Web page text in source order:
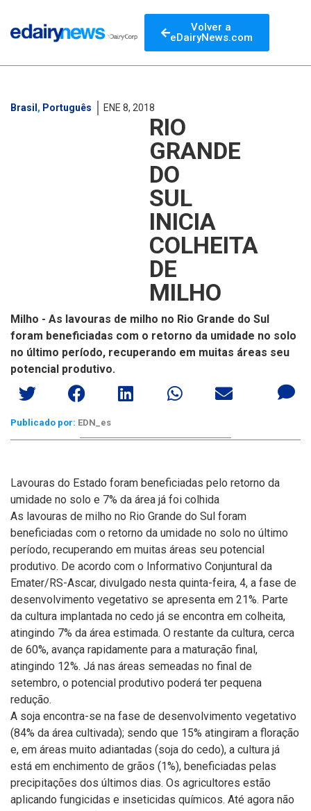
Volver a
eDairyNews.com
Brasil , Português ENE 8, 2018
RIO
GRANDE
DO
SUL
INICIA
COLHEITA
DE
MILHO
Milho - As lavouras de milho no Rio Grande do Sul
foram beneficiadas com o retorno da umidade no solo
no último período, recuperando em muitas áreas seu
potencial produtivo.
Publicado por: EDN_es
Lavouras do Estado foram beneficiadas pelo retorno da
umidade no solo e 7% da área já foi colhida
As lavouras de milho no Rio Grande do Sul foram
beneficiadas com o retorno da umidade no solo no último
período, recuperando em muitas áreas seu potencial
produtivo. De acordo com o Informativo Conjuntural da
Emater/RS-Ascar, divulgado nesta quinta-feira, 4, a fase de
desenvolvimento vegetativo se apresenta em 21%. Parte
da cultura implantada no cedo já se encontra em colheita,
atingindo 7% da área estimada. O restante da cultura, cerca
de 60%, avança rapidamente para a maturação final,
atingindo 12%. Já nas áreas semeadas no final de
setembro, o potencial produtivo poderá ter pequena
redução.
A soja encontra-se na fase de desenvolvimento vegetativo
(84% da área cultivada); sendo que 15% atingiram a floração
e, em áreas muito adiantadas (soja do cedo), a cultura já
está em enchimento de grãos (1%), beneficiadas pelas
precipitações dos últimos dias. Os agricultores estão
aplicando fungicidas e inseticidas químicos. Até agora não